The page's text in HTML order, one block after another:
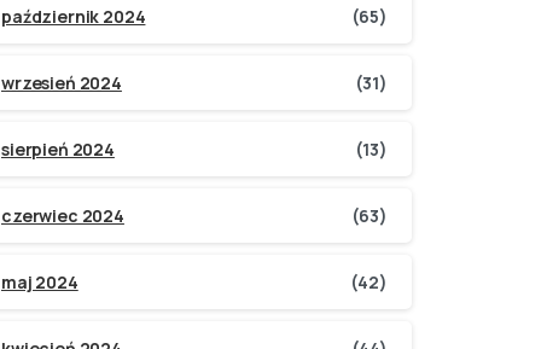
październik 2024 (65)
wrzesień 2024 (31)
sierpień 2024 (13)
czerwiec 2024 (63)
maj 2024 (42)